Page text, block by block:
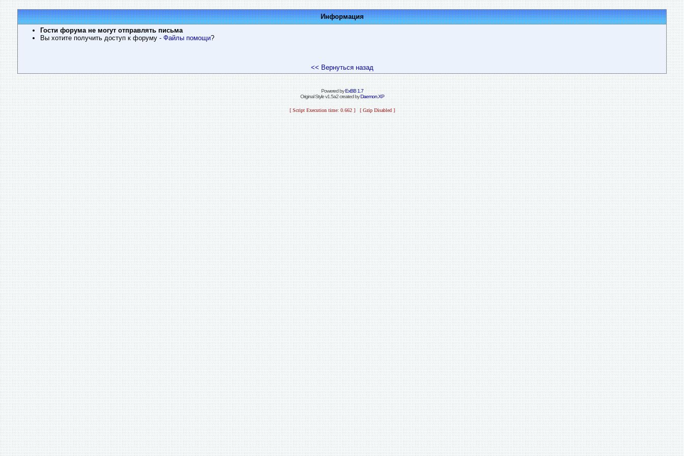
Информация
Гости форума не могут отправлять письма
Вы хотите получить доступ к форуму - Файлы помощи?
<< Вернуться назад
Powered byExBB 1.7
Original Style v1.5a2 created byDaemon.XP
[ Script Execution time: 0.662 ] [ Gzip Disabled ]